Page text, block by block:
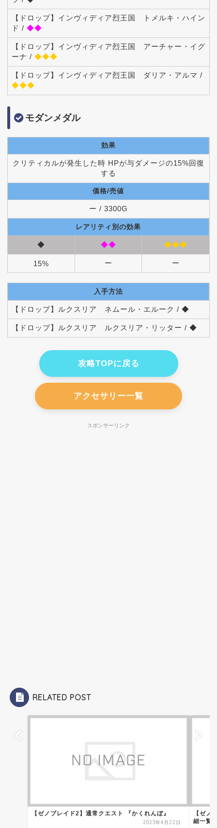
【ドロップ】インヴィディア烈王国 トメルキ・ハイン
ド / ◆◆
【ドロップ】インヴィディア烈王国 アーチャー・イグ
ーナ / ◆◆◆
【ドロップ】インヴィディア烈王国 ダリア・アルマ /
◆◆◆
モダンメダル
効果
クリティカルが発生した時 HPが与ダメージの15%回復
する
価格/売値
ー / 3300G
レアリティ別の効果
◆ ◆◆ ◆◆◆
15% ー ー
入手方法
【ドロップ】ルクスリア ネムール・エルーク / ◆
【ドロップ】ルクスリア ルクスリア・リッター / ◆
攻略TOPに戻る
アクセサリー一覧
スポンサーリンク
RELATED POST
【ゼノブレイド2】通常クエスト 『かくれんぼ』
2023年4月22日
【ゼ
細一覧